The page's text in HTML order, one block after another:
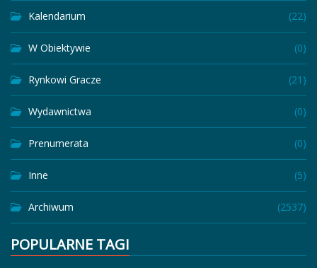
Kalendarium (22)
W Obiektywie (0)
Rynkowi Gracze (21)
Wydawnictwa (0)
Prenumerata (0)
Inne (5)
Archiwum (2537)
POPULARNE TAGI